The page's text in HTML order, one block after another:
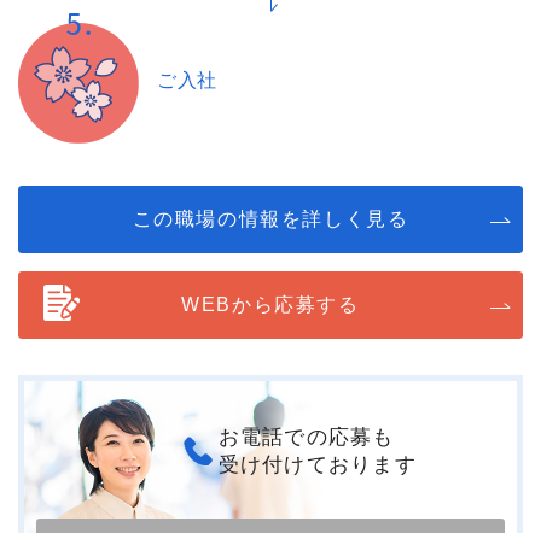
ご入社
この職場の情報を詳しく見る
WEBから応募する
お電話での応募も
受け付けております